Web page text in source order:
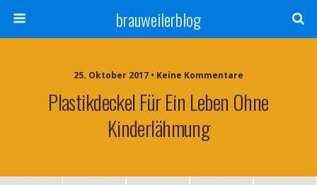
brauweilerblog
25. Oktober 2017 • Keine Kommentare
Plastikdeckel Für Ein Leben Ohne
Kinderlähmung